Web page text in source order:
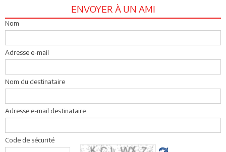
ENVOYER À UN AMI
Nom
Adresse e-mail
Nom du destinataire
Adresse e-mail destinataire
Code de sécurité